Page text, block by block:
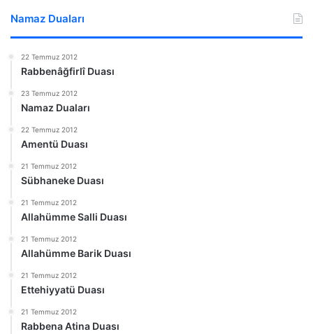
Namaz Duaları
22 Temmuz 2012
Rabbenâğfirlî Duası
23 Temmuz 2012
Namaz Duaları
22 Temmuz 2012
Amentü Duası
21 Temmuz 2012
Sübhaneke Duası
21 Temmuz 2012
Allahümme Salli Duası
21 Temmuz 2012
Allahümme Barik Duası
21 Temmuz 2012
Ettehiyyatü Duası
21 Temmuz 2012
Rabbena Atina Duası